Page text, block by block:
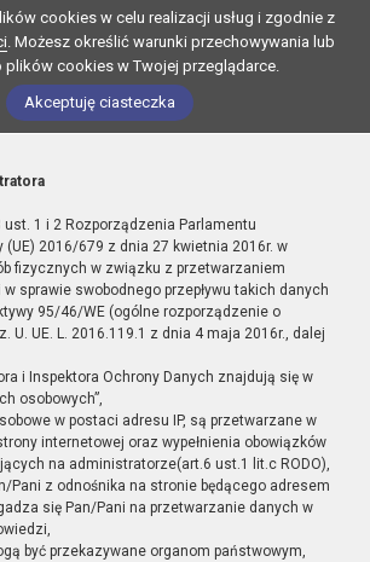
cookies w celu realizacji usług i zgodnie z
. Możesz określić warunki przechowywania lub
plików cookies w Twojej przeglądarce.
Akceptuję ciasteczka
ust. 1 i 2 Rozporządzenia Parlamentu
(UE) 2016/679 z dnia 27 kwietnia 2016r. w
fizycznych w związku z przetwarzaniem
sprawie swobodnego przepływu takich danych
95/46/WE (ogólne rozporządzenie o
U. UE. L. 2016.119.1 z dnia 4 maja 2016r., dalej
i Inspektora Ochrony Danych znajdują się w
osobowych”,
w postaci adresu IP, są przetwarzane w
internetowej oraz wypełnienia obowiązków
na administratorze(art.6 ust.1 lit.c RODO),
Pani z odnośnika na stronie będącego adresem
się Pan/Pani na przetwarzanie danych w
być przekazywane organom państwowym,